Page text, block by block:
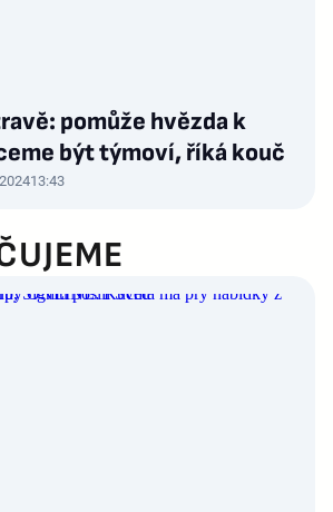
pomůže hvězda k
být týmoví, říká kouč
13:43